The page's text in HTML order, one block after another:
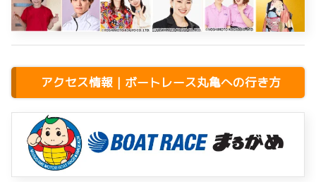
アクセス情報｜ボートレース丸亀への行き方